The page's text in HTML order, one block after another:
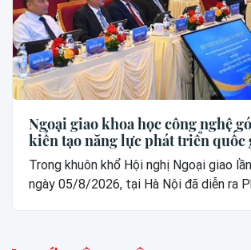
Ngoại giao khoa học công nghệ
kiến tạo năng lực phát triển quốc
Trong khuôn khổ Hội nghị Ngoại giao
ngày 05/8/2026, tại Hà Nội đã diễn ra